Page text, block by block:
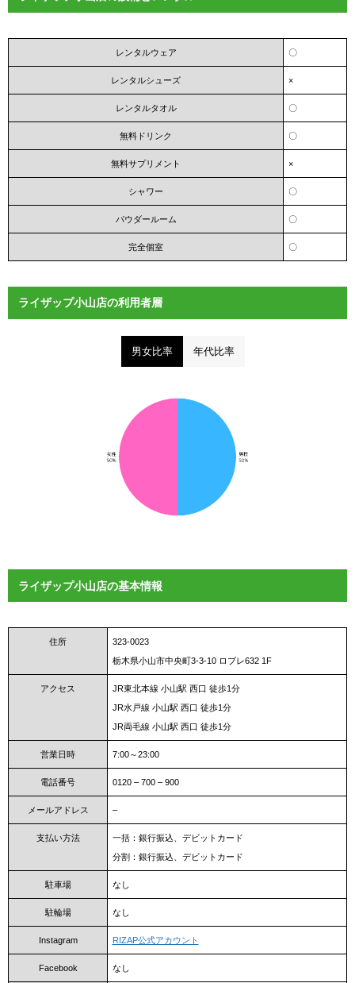
レンタルウェア 〇
レンタルシューズ ×
レンタルタオル 〇
無料ドリンク 〇
無料サプリメント ×
シャワー 〇
パウダールーム 〇
完全個室 〇
ライザップ小山店の利用者層
男女比率 年代比率
ライザップ小山店の基本情報
住所
323-0023
栃木県小山市中央町3-3-10 ロブレ632 1F
アクセス
JR東北本線 小山駅 西口 徒歩1分
JR水戸線 小山駅 西口 徒歩1分
JR両毛線 小山駅 西口 徒歩1分
営業日時 7:00～23:00
電話番号 0120 – 700 – 900
メールアドレス –
支払い方法
一括：銀行振込、デビットカード
分割：銀行振込、デビットカード
駐車場 なし
駐輪場 なし
Instagram RIZAP公式アカウント
Facebook なし